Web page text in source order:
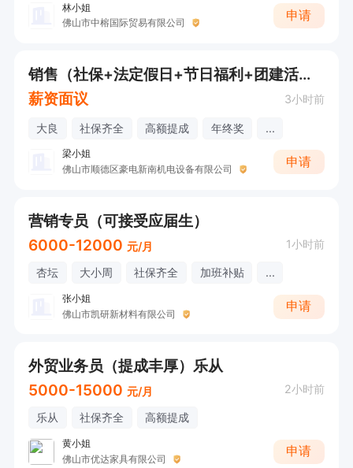
林小姐
佛山市中榕国际贸易有限公司
申请
销售（社保+法定假日+节日福利+团建活动+年终奖）投递可联系
薪资面议
3小时前
大良 社保齐全 高额提成 年终奖 ...
梁小姐
佛山市顺德区豪电新南机电设备有限公司
申请
营销专员（可接受应届生）
6000-12000 元/月 1小时前
杏坛 大小周 社保齐全 加班补贴 ...
张小姐
佛山市凯研新材料有限公司
申请
外贸业务员（提成丰厚）乐从
5000-15000 元/月 2小时前
乐从 社保齐全 高额提成
黄小姐
佛山市优达家具有限公司
申请